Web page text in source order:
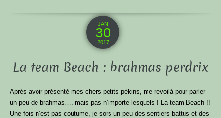
JAN
30
2017
La team Beach : brahmas perdrix
Après avoir présenté mes chers petits pékins, me revoilà pour parler
un peu de brahmas…. mais pas n’importe lesquels ! La team Beach !!
Une fois n’est pas coutume, je sors un peu des sentiers battus et des